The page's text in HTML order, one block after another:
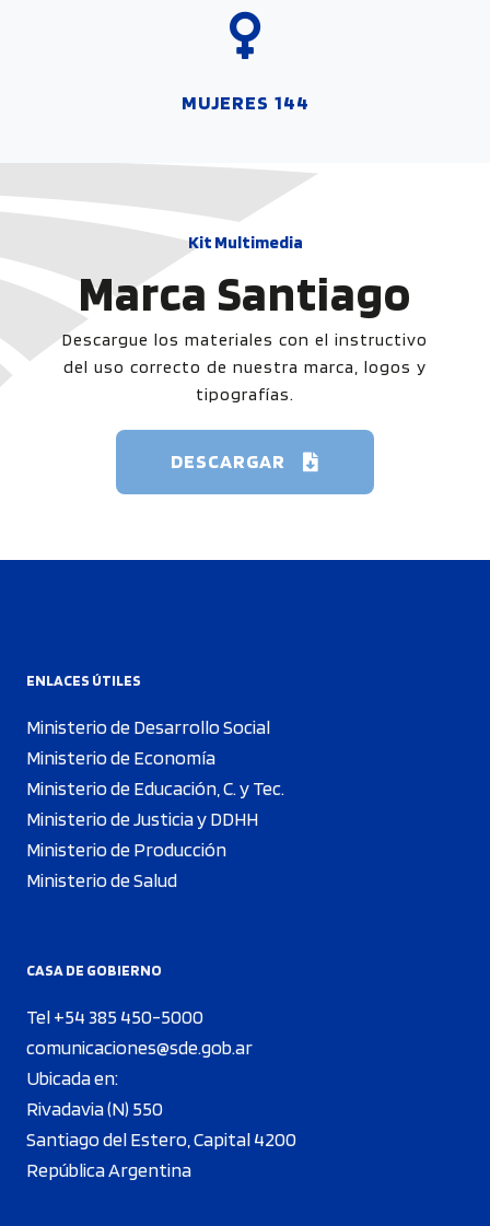
MUJERES 144
Kit Multimedia
Marca Santiago
Descargue los materiales con el instructivo
del uso correcto de nuestra marca, logos y
tipografías.
DESCARGAR
ENLACES ÚTILES
Ministerio de Desarrollo Social
Ministerio de Economía
Ministerio de Educación, C. y Tec.
Ministerio de Justicia y DDHH
Ministerio de Producción
Ministerio de Salud
CASA DE GOBIERNO
Tel +54 385 450-5000
comunicaciones@sde.gob.ar
Ubicada en:
Rivadavia (N) 550
Santiago del Estero, Capital 4200
República Argentina